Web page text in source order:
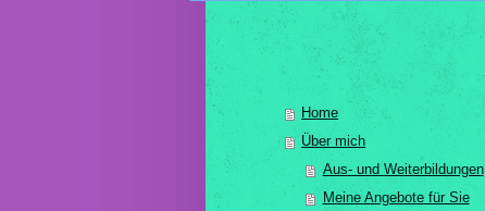
Home
Über mich
Aus- und Weiterbildungen
Meine Angebote für Sie